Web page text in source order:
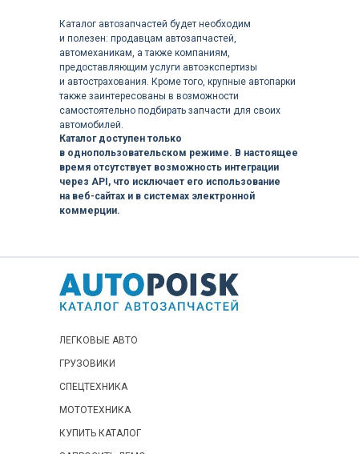
Каталог доступен только
в однопользовательском режиме. В настоящее
время отсутствует возможность интеграции
через API, что исключает его использование
на веб-сайтах и в системах электронной
коммерции.
Каталог автозапчастей будет необходим
и полезен: продавцам автозапчастей,
автомеханикам, а также компаниям,
предоставляющим услуги автоэкспертизы
и автострахования. Кроме того, крупные автопарки
также заинтересованы в возможности
самостоятельно подбирать запчасти для своих
автомобилей.
КУПИТЬ КАТАЛОГ
СПЕЦТЕХНИКА
МОТОТЕХНИКА
ГРУЗОВИКИ
ЛЕГКОВЫЕ АВТО